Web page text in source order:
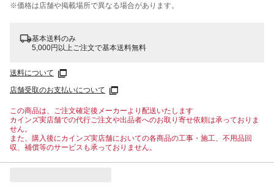
※価格は​店舗や​掲載場所で​異なる​場合が​あります。
基本送料のみ
5,000円以上ご注文で基本送料無料
送料について
店舗受取のお支払いについて
この商品は、ご注文確定後メーカーより配送いたします
カインズ実店舗での代行ご注文や出品者へのお取り寄せ依頼は承っておりま
せん。
また、購入後にカインズ実店舗においての各商品の工事・施工、不用品回
収、補償等のサービスも承っておりません。